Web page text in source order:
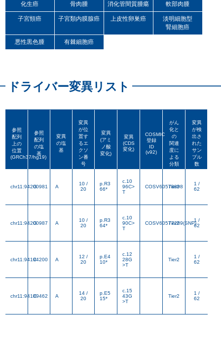
化生癌 骨肉腫 消化管間質腫瘍 軟部肉腫
子宮頸癌 子宮類内膜腺癌 上皮性卵巣癌
淡明細胞型
腎細胞癌
悪性黒色腫 有棘細胞癌
ドライバー変異リスト
参照
配列
上の
位置
(GRCh37/hg19)
参照
配列
の塩
基
変異
の塩
基
変異
が位
置す
るエ
クソ
ン番
号
変異
(アミ
ノ酸
変化)
変異
(CDS
変化)
COSMIC
登録
ID
(v92)
がん
化と
の
関連
度に
よる
分類
変異
が検
出さ
れた
サン
プル
数
配列
上の
位置
(GRCh37/hg19)
配列
の塩
基
の塩
基
が位
置す
るエ
クソ
ン番
号
(アミ
ノ酸
変化)
(CDS
変化)
ID
(v92)
化と
の
関連
度に
よる
分類
が検
出さ
れた
サン
プル
数
chr11:94200981
G A
10 /
20
p.R3
66*
c.10
96C>
T
COSV60578898
Tier2
1 /
62
chr11:94200987
G A
10 /
20
p.R3
64*
c.10
90C>
T
COSV60577289(SNP)
Tier2
1 /
62
chr11:94194200
C A
12 /
20
p.E4
10*
c.12
28G
>T
Tier2
1 /
62
chr11:94189462
C A
14 /
20
p.E5
15*
c.15
43G
>T
Tier2
1 /
62